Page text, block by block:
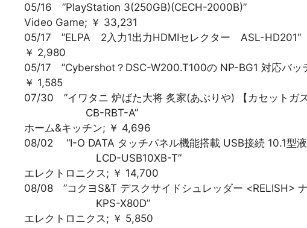
05/16 ”PlayStation 3(250GB)(CECH-2000B)”
Video Game; ￥ 33,231
05/17 ”ELPA 2入力1出力HDMIセレクター ASL-HD201″
￥ 2,980
05/17 ”Cybershot？DSC-W200.T100の NP-BG1 対応バッ
￥ 1,585
07/30 ”イワタニ 炉ばた大将 炙家(あぶりや) 【カセットガ
CB-RBT-A”
ホーム&キッチン; ￥ 4,696
08/02 “I-O DATA タッチパネル機能搭載 USB接続 10.1型
LCD-USB10XB-T”
エレクトロニクス; ￥ 14,700
08/08 ”コクヨS&T デスクサイドシュレッダー <RELISH>
KPS-X80D”
エレクトロニクス; ￥ 5,850